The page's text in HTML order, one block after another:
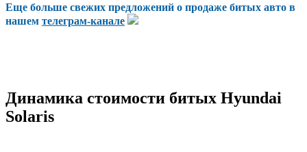
Еще больше свежих предложений о продаже битых авто в
нашем телеграм-канале
Динамика стоимости битых Hyundai
Solaris